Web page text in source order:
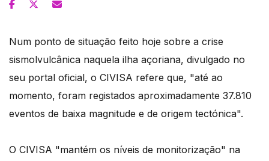
Num ponto de situação feito hoje sobre a crise
sismolvulcânica naquela ilha açoriana, divulgado no
seu portal oficial, o CIVISA refere que, "até ao
momento, foram registados aproximadamente 37.810
eventos de baixa magnitude e de origem tectónica".
O CIVISA "mantém os níveis de monitorização" na